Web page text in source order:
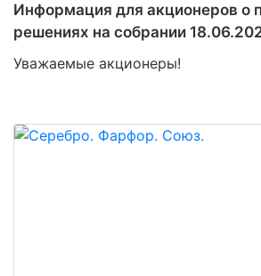
Информация для акционеров о
решениях на собрании
Уважаемые акционеры!